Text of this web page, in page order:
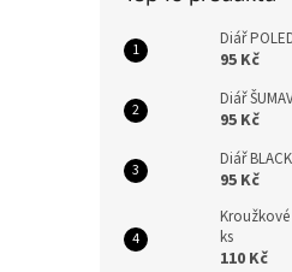
Diář
95 Kč
Diář
95 Kč
Diář
95 Kč
ks
110 Kč